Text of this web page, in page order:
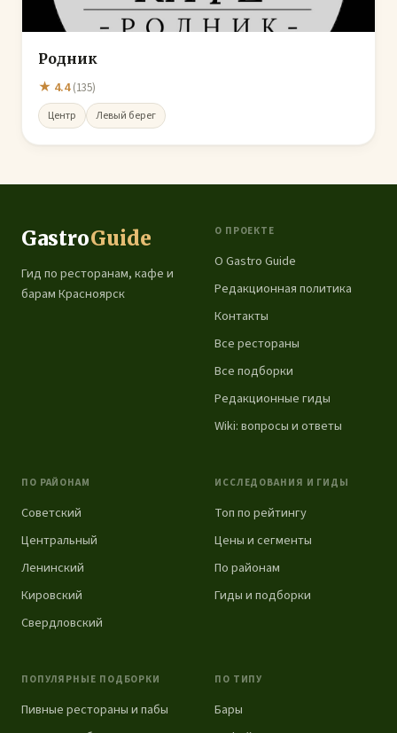
Родник
★ 4.4(135)
Центр Левый берег
GastroGuide
Гид по ресторанам, кафе и
барам Красноярск
О ПРОЕКТЕ
О Gastro Guide
Редакционная политика
Контакты
Все рестораны
Все подборки
Редакционные гиды
Wiki: вопросы и ответы
ПО РАЙОНАМ
Советский
Центральный
Ленинский
Кировский
Свердловский
ИССЛЕДОВАНИЯ И ГИДЫ
Топ по рейтингу
Цены и сегменты
По районам
Гиды и подборки
ПОПУЛЯРНЫЕ ПОДБОРКИ
Пивные рестораны и пабы
ПО ТИПУ
Бары